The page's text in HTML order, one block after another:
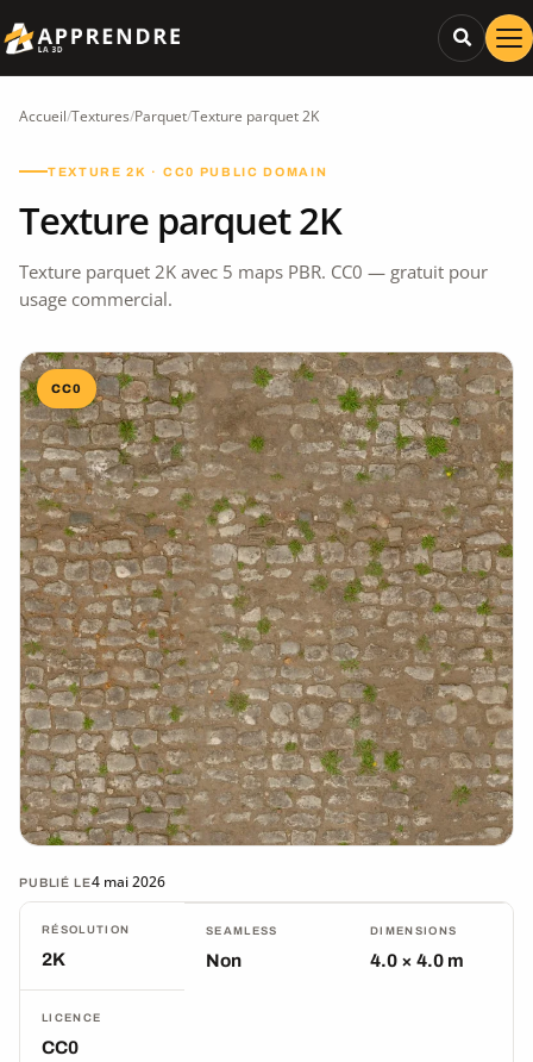
Accueil/Textures/Parquet/Texture parquet 2K
TEXTURE 2K · CC0 PUBLIC DOMAIN
Texture parquet 2K
Texture parquet 2K avec 5 maps PBR. CC0 — gratuit pour
usage commercial.
CC0
PUBLIÉ LE4 mai 2026
RÉSOLUTION
2K
SEAMLESS
Non
DIMENSIONS
4.0 × 4.0 m
LICENCE
CC0